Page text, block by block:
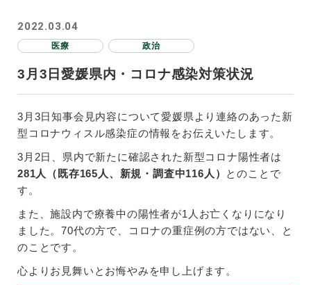
2022.03.04
医療 政治
3月3日愛媛県内・コロナ感染対策状況
3月3日知事会見内容について愛媛県より連絡のあった新
型コロナウィスル感染症の情報をお伝えいたします。
3月2日、県内で新たに確認された新型コロナ陽性者は
281人（既存165人、新規・調査中116人） とのことで
す。
また、施設内で療養中の陽性者が1人お亡くなりになり
ました。70代の方で、コロナの重症例の方ではない、と
のことです。
心よりお見舞いとお悔やみを申し上げます。